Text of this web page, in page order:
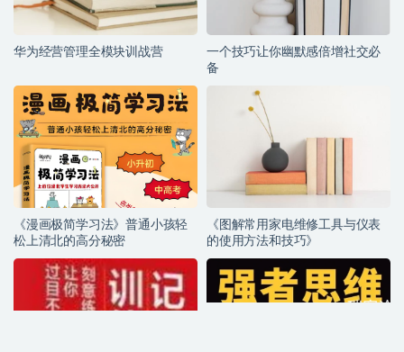
华为经营管理全模块训战营
一个技巧让你幽默感倍增社交必
备
《漫画极简学习法》普通小孩轻
松上清北的高分秘密
《图解常用家电维修工具与仪表
的使用方法和技巧》